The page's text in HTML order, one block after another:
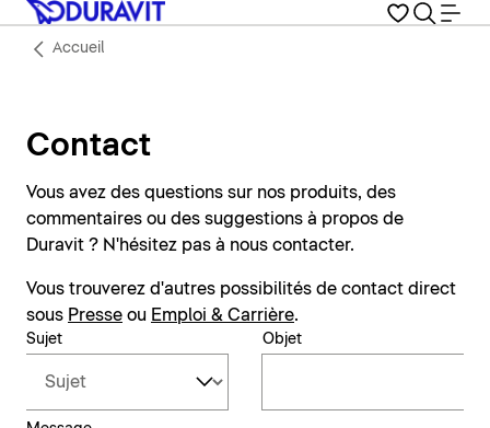
Accueil
Contact
Vous avez des questions sur nos produits, des
commentaires ou des suggestions à propos de
Duravit ? N'hésitez pas à nous contacter.
Vous trouverez d'autres possibilités de contact direct
sous Presse ou Emploi & Carrière.
Sujet Objet